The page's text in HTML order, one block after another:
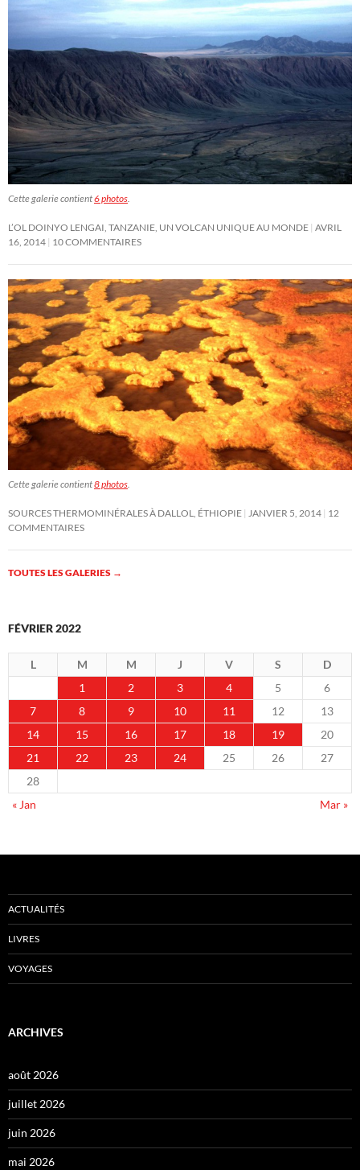
Cette galerie contient6 photos
L’OL DOINYO LENGAI, TANZANIE, UN VOLCAN UNIQUE AU MONDE AVRIL
16, 2014 10 COMMENTAIRES
Cette galerie contient8 photos
SOURCES THERMOMINÉRALES À DALLOL, ÉTHIOPIE JANVIER 5, 2014 12
COMMENTAIRES
TOUTES LES GALERIES →
FÉVRIER 2022
L M M J V S
D
1
2 3 4 5
6
7
8 9 10 11 12
13
14
15 16 17 18 19
20
21
22 23 24 25 26
27
28
« Jan
Mar »
ACTUALITÉS
LIVRES
VOYAGES
ARCHIVES
août 2026
juillet 2026
juin 2026
mai 2026